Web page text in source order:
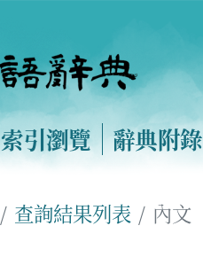
索引瀏覽 辭典附錄
查詢結果列表 內文